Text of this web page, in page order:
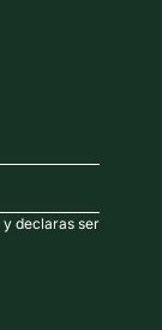
declaras ser